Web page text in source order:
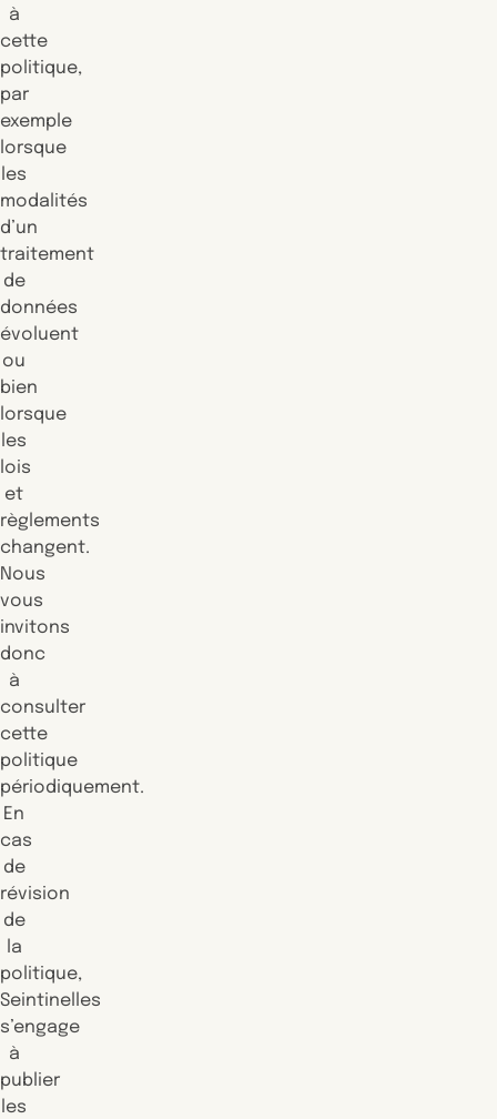
à
cette
politique,
par
exemple
lorsque
les
modalités
d’un
traitement
de
données
évoluent
ou
bien
lorsque
les
lois
et
règlements
changent.
Nous
vous
invitons
donc
à
consulter
cette
politique
périodiquement.
En
cas
de
révision
de
la
politique,
Seintinelles
s’engage
à
publier
les